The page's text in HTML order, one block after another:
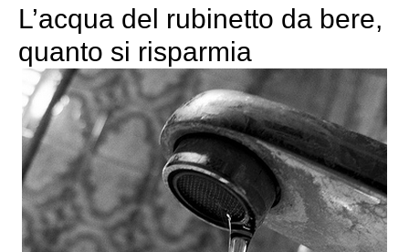
L’acqua del rubinetto da bere,
quanto si risparmia